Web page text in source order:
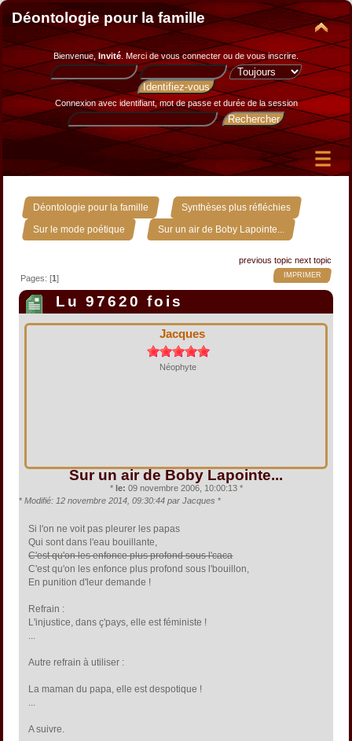
Déontologie pour la famille
Bienvenue, Invité. Merci devous connecter ou de vous inscrire.
Connexion avec identifiant, mot de passe et durée de la session
Déontologie pour la famille » Synthèses plus réfléchies »
Sur le mode poétique » Sur un air de Boby Lapointe...
previous topic next topic
IMPRIMER
Pages: [1]
Lu 97620 fois
Jacques
Néophyte
Sur un air de Boby Lapointe...
* le: 09 novembre 2006, 10:00:13 *
* Modifié: 12 novembre 2014, 09:30:44 par Jacques *
Si l'on ne voit pas pleurer les papas
Qui sont dans l'eau bouillante,
C'est qu'on les enfonce plus profond sous l'caca
C'est qu'on les enfonce plus profond sous l'bouillon,
En punition d'leur demande !
Refrain :
L'injustice, dans ç'pays, elle est féministe !
...
Autre refrain à utiliser :
La maman du papa, elle est despotique !
...
A suivre.